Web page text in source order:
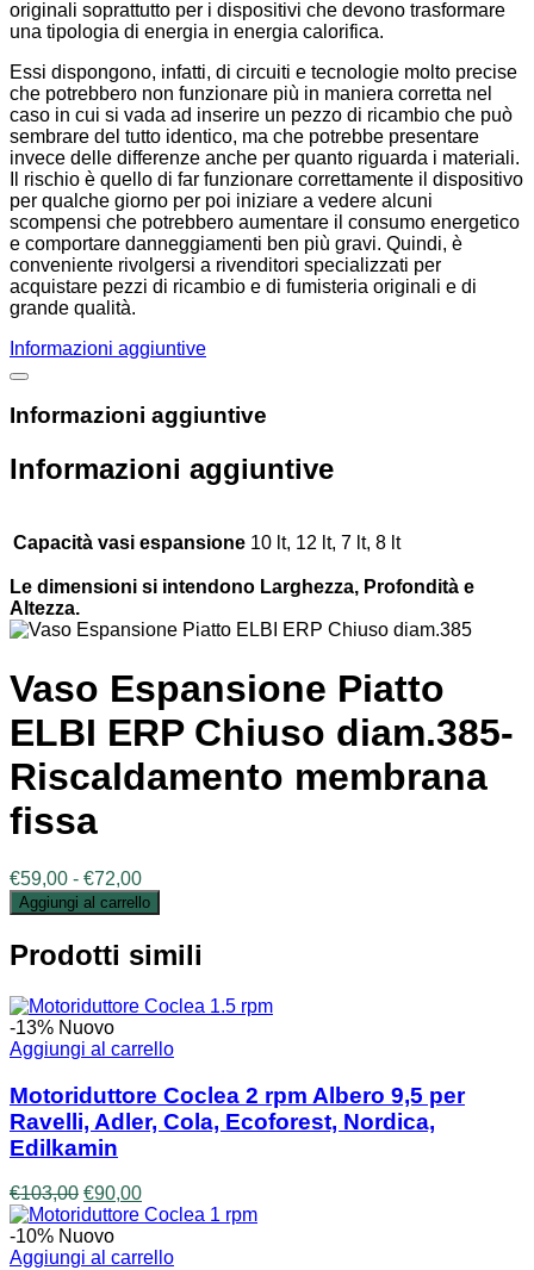
originali soprattutto per i dispositivi che devono trasformare
una tipologia di energia in energia calorifica.
Essi dispongono, infatti, di circuiti e tecnologie molto precise
che potrebbero non funzionare più in maniera corretta nel
caso in cui si vada ad inserire un pezzo di ricambio che può
sembrare del tutto identico, ma che potrebbe presentare
invece delle differenze anche per quanto riguarda i materiali.
Il rischio è quello di far funzionare correttamente il dispositivo
per qualche giorno per poi iniziare a vedere alcuni
scompensi che potrebbero aumentare il consumo energetico
e comportare danneggiamenti ben più gravi. Quindi, è
conveniente rivolgersi a rivenditori specializzati per
acquistare pezzi di ricambio e di fumisteria originali e di
grande qualità.
Informazioni aggiuntive
Informazioni aggiuntive
Informazioni aggiuntive
Capacità vasi espansione 10 lt, 12 lt, 7 lt, 8 lt
Le dimensioni si intendono Larghezza, Profondità e
Altezza.
Vaso Espansione Piatto
ELBI ERP Chiuso diam.385-
Riscaldamento membrana
fissa
€59,00 - €72,00Fascia
di
prezzo:
da
€59,00
€72,00
Aggiungi al carrello
Prodotti simili
-13% Nuovo
Aggiungi al carrello
Motoriduttore Coclea 2 rpm Albero 9,5 per
Ravelli, Adler, Cola, Ecoforest, Nordica,
Edilkamin
€103,00 Il
prezzo
originale
era:
€90,00Il
prezzo
è:
-10% Nuovo
Aggiungi al carrello